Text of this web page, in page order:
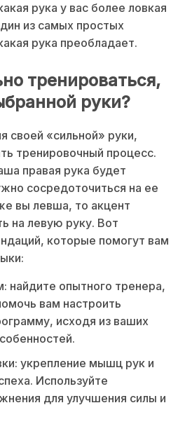
рука у вас более ловкая
из самых простых
рука преобладает.
тренироваться,
руки?
своей «сильной» руки,
тренировочный процесс.
правая рука будет
сосредоточиться на ее
вы левша, то акцент
на левую руку. Вот
которые помогут вам
найдите опытного тренера,
вам настроить
исходя из ваших
укрепление мышц рук и
Используйте
для улучшения силы и